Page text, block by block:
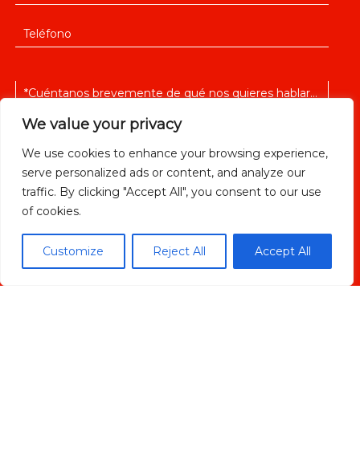
We value your privacy
We use cookies to enhance your browsing experience,
serve personalized ads or content, and analyze our
traffic. By clicking "Accept All", you consent to our use
of cookies.
Customize Reject All Accept All
He leido y acepto la política de privacidad
ENVIAR